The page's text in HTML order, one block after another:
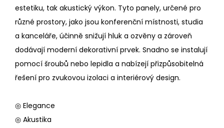
estetiku, tak akustický výkon. Tyto panely, určené pro
různé prostory, jako jsou konferenční místnosti, studia
a kanceláře, účinně snižují hluk a ozvěny a zároveň
dodávají moderní dekorativní prvek. Snadno se instalují
pomocí šroubů nebo lepidla a nabízejí přizpůsobitelná
řešení pro zvukovou izolaci a interiérový design.
◎ Elegance
◎ Akustika